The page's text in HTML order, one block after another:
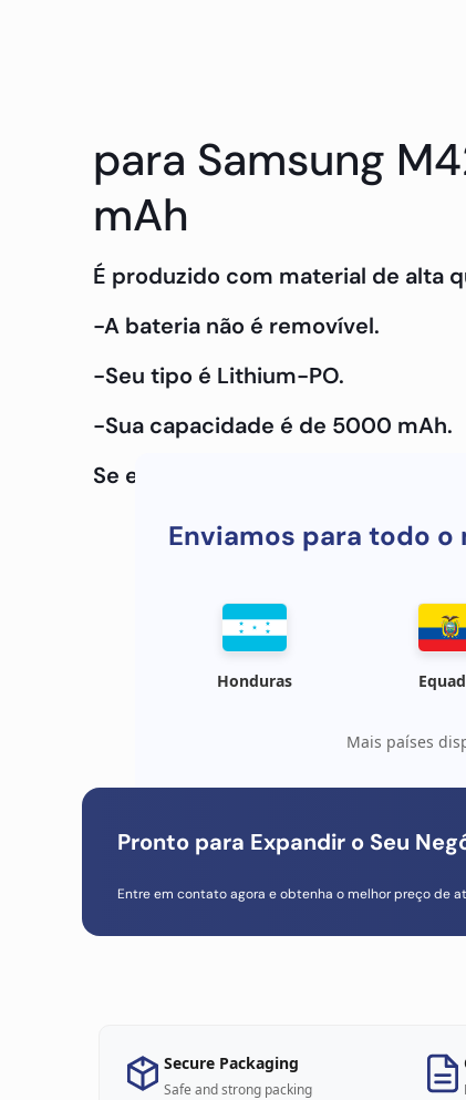
para Samsung
mAh
É produzido com material de alta
-A bateria não é removível.
-Seu tipo é Lithium-PO.
-Sua capacidade é de 5000 mAh.
Se estiver interessado em saber
Enviamos para todo o
Honduras
Mais países
Pronto para Expandir o Seu
Entre em contato agora e obtenha o melhor preço de
Secure Packaging
Safe and strong packing